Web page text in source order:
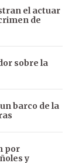
el actuar
de
sobre la
barco de la
por
y